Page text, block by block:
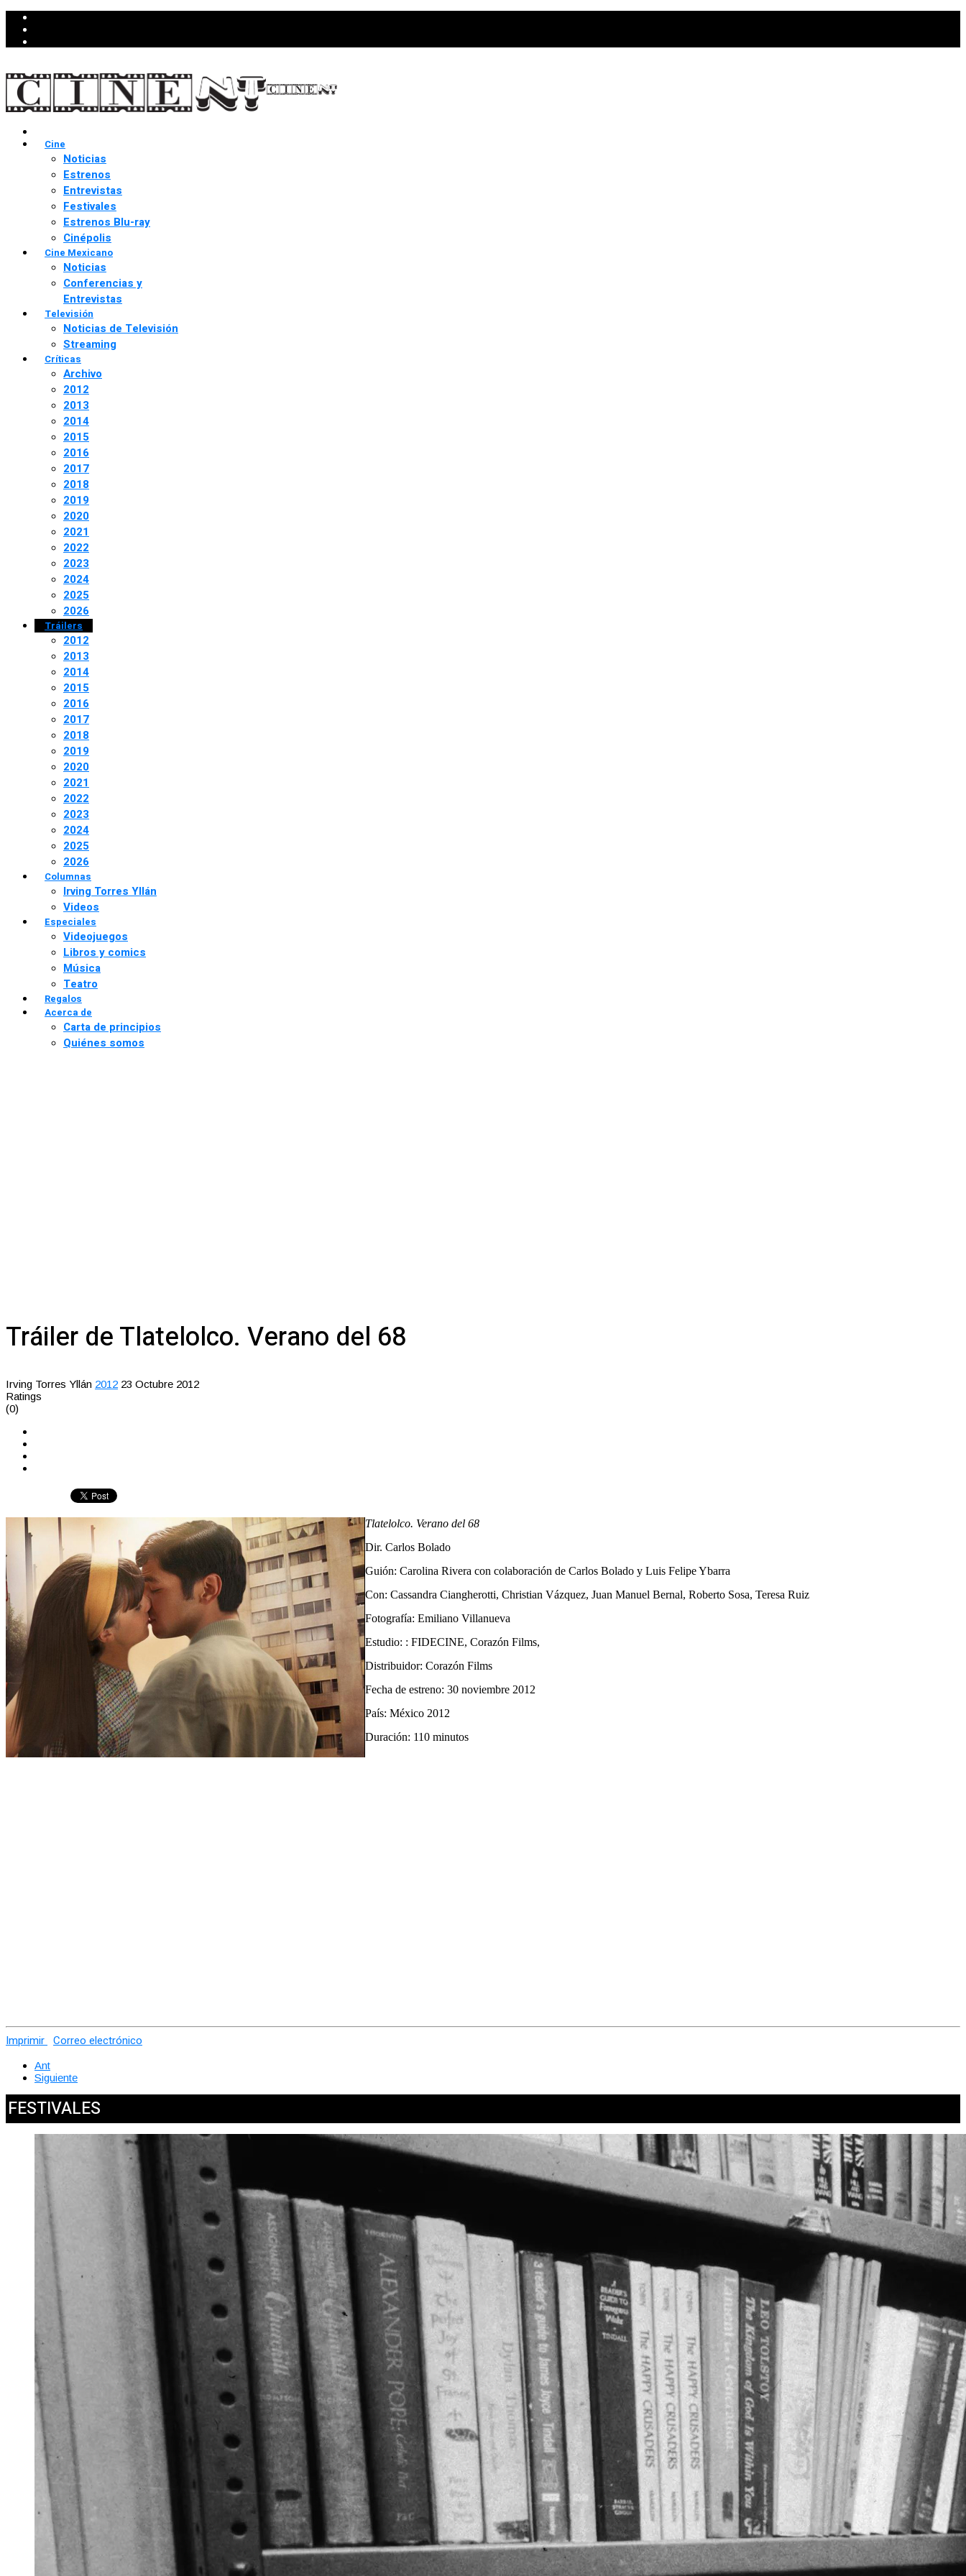
Cine
Noticias
Estrenos
Entrevistas
Festivales
Estrenos Blu-ray
Cinépolis
Cine Mexicano
Noticias
Conferencias y
Entrevistas
Televisión
Noticias de Televisión
Streaming
Críticas
Archivo
2012
2013
2014
2015
2016
2017
2018
2019
2020
2021
2022
2023
2024
2025
2026
Tráilers
2012
2013
2014
2015
2016
2017
2018
2019
2020
2021
2022
2023
2024
2025
2026
Columnas
Irving Torres Yllán
Videos
Especiales
Videojuegos
Libros y comics
Música
Teatro
Regalos
Acerca de
Carta de principios
Quiénes somos
Tráiler de Tlatelolco. Verano del 68
Irving Torres Yllán 2012 23 Octubre 2012
Ratings
(0)
Tlatelolco. Verano del 68
Dir. Carlos Bolado
Guión: Carolina Rivera con colaboración de Carlos Bolado y Luis Felipe Ybarra
Con: Cassandra Ciangherotti, Christian Vázquez, Juan Manuel Bernal, Roberto Sosa, Teresa Ruiz
Fotografía: Emiliano Villanueva
Estudio: : FIDECINE, Corazón Films,
Distribuidor: Corazón Films
Fecha de estreno: 30 noviembre 2012
País: México 2012
Duración: 110 minutos
Imprimir Correo electrónico
Ant
Siguiente
FESTIVALES